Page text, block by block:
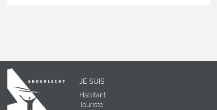
JE SUIS
Habitant
Touriste